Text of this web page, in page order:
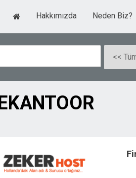
Hakkımızda Neden Biz?